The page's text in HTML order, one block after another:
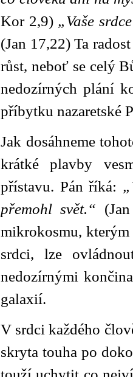
Kor 2,9) „Vaše
(Jan 17,22) Ta
růst, neboť se celý
nedozírných plání
příbytku nazaretské
Jak dosáhneme
krátké plavby
přístavu. Pán říká:
přemohl svět.“
mikrokosmu, kterým
srdci, lze
nedozírnými
galaxií.
V srdci každého
skryta touha po